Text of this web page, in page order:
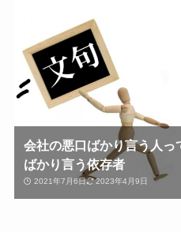
会社の悪口ばかり言う人
ばかり言う依存者
2021年7月6日 2023年4月9日